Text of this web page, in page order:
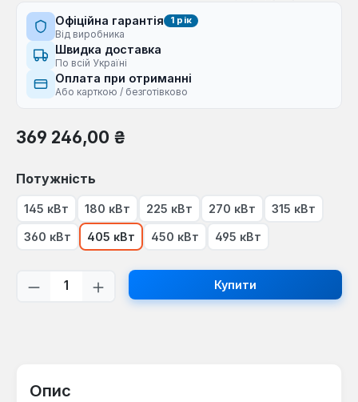
Офіційна гарантія 1 рік
Від виробника
Швидка доставка
По всій Україні
Оплата при отриманні
Або карткою / безготівково
Звичайна ціна:
369 246,00 ₴
Виберіть
Потужність
145 кВт 180 кВт 225 кВт 270 кВт 315 кВт
360 кВт 405 кВт 450 кВт 495 кВт
Кількість товару: Введіть потрібну
Купити
Опис